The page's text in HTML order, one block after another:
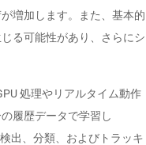
増加します。また、基本的
る可能性があり、さらにシ
処理やリアルタイム動作
履歴データで学習し
出、分類、およびトラッキ